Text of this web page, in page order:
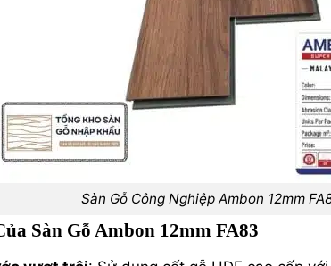
Sàn Gỗ Công Nghiệp Ambon 12mm
Sàn Gỗ Ambon 12mm FA83